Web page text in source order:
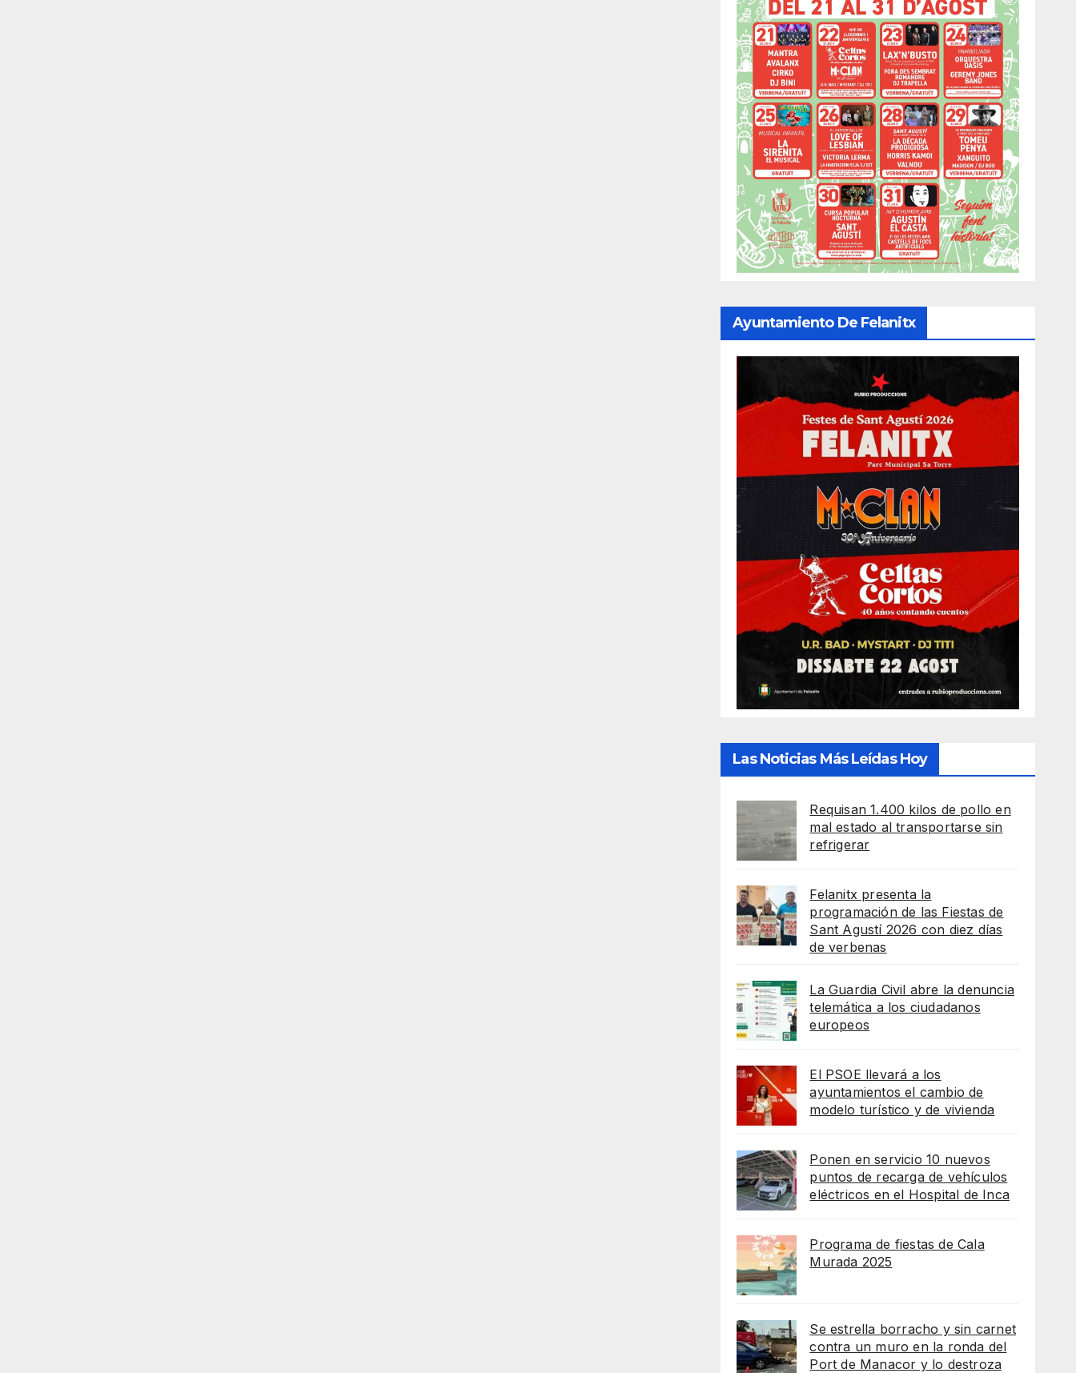
Ayuntamiento De Felanitx
Las Noticias Más Leídas Hoy
Requisan 1.400 kilos de pollo en
mal estado al transportarse sin
refrigerar
Felanitx presenta la
programación de las Fiestas de
Sant Agustí 2026 con diez días
de verbenas
La Guardia Civil abre la denuncia
telemática a los ciudadanos
europeos
El PSOE llevará a los
ayuntamientos el cambio de
modelo turístico y de vivienda
Ponen en servicio 10 nuevos
puntos de recarga de vehículos
eléctricos en el Hospital de Inca
Programa de fiestas de Cala
Murada 2025
Se estrella borracho y sin carnet
contra un muro en la ronda del
Port de Manacor y lo destroza